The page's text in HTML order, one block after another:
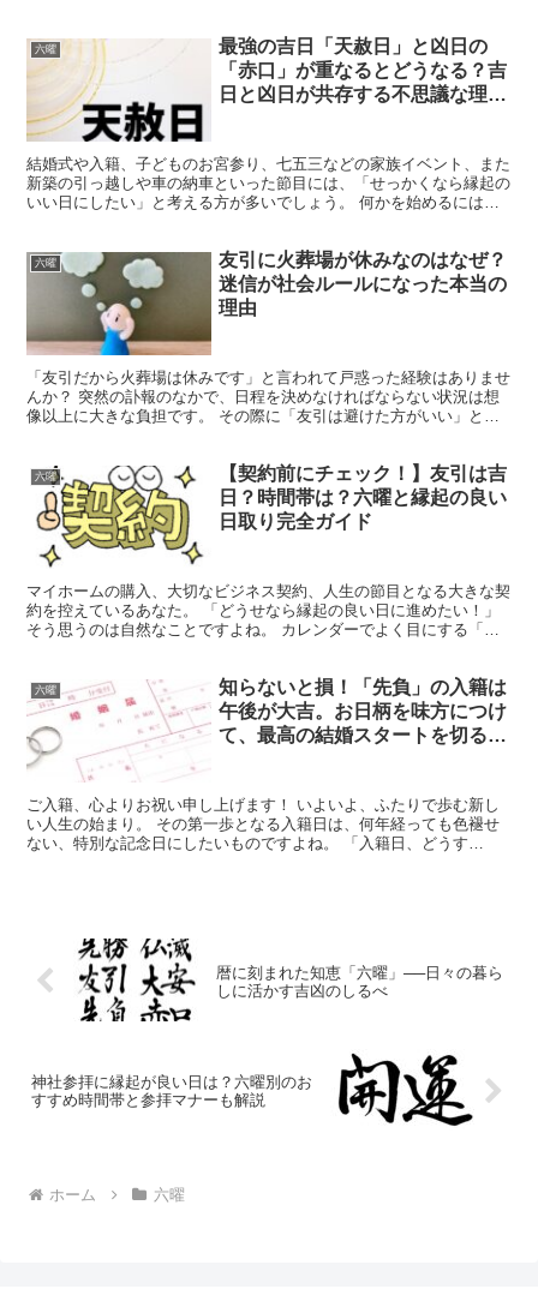
六曜
最強の吉日「天赦日」と凶日の
「赤口」が重なるとどうなる？吉
日と凶日が共存する不思議な理由
結婚式や入籍、子どものお宮参り、七五三などの家族イベント、また
新築の引っ越しや車の納車といった節目には、「せっかくなら縁起の
いい日にしたい」と考える方が多いでしょう。 何かを始めるにはタ
六曜
友引に火葬場が休みなのはなぜ？
迷信が社会ルールになった本当の
理由
「友引だから火葬場は休みです」と言われて戸惑った経験はありませ
んか？ 突然の訃報のなかで、日程を決めなければならない状況は想
像以上に大きな負担です。 その際に「友引は避けた方がいい」と言
六曜
【契約前にチェック！】友引は吉
日？時間帯は？六曜と縁起の良い
日取り完全ガイド
マイホームの購入、大切なビジネス契約、人生の節目となる大きな契
約を控えているあなた。 「どうせなら縁起の良い日に進めたい！」
そう思うのは自然なことですよね。 カレンダーでよく目にする「友
六曜
知らないと損！「先負」の入籍は
午後が大吉。お日柄を味方につけ
て、最高の結婚スタートを切る完
ご入籍、心よりお祝い申し上げます！ いよいよ、ふたりで歩む新し
い人生の始まり。 その第一歩となる入籍日は、何年経っても色褪せ
ない、特別な記念日にしたいものですよね。 「入籍日、どうす
暦に刻まれた知恵「六曜」──日々の暮ら
しに活かす吉凶のしるべ
神社参拝に縁起が良い日は？六曜別のお
すすめ時間帯と参拝マナーも解説
ホーム 六曜